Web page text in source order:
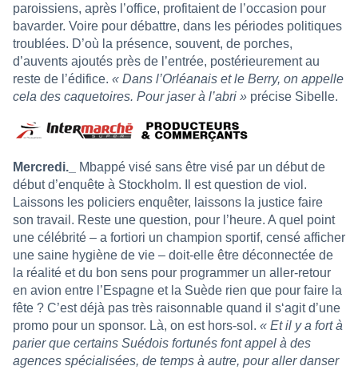
paroissiens, après l’office, profitaient de l’occasion pour
bavarder. Voire pour débattre, dans les périodes politiques
troublées. D’où la présence, souvent, de porches,
d’auvents ajoutés près de l’entrée, postérieurement au
reste de l’édifice. « Dans l’Orléanais et le Berry, on appelle
cela des caquetoires. Pour jaser à l’abri » précise Sibelle.
Mercredi._
Mbappé visé sans être visé par un début de
début d’enquête à Stockholm. Il est question de viol.
Laissons les policiers enquêter, laissons la justice faire
son travail. Reste une question, pour l’heure. A quel point
une célébrité – a fortiori un champion sportif, censé afficher
une saine hygiène de vie – doit-elle être déconnectée de
la réalité et du bon sens pour programmer un aller-retour
en avion entre l’Espagne et la Suède rien que pour faire la
fête ? C’est déjà pas très raisonnable quand il s‘agit d’une
promo pour un sponsor. Là, on est hors-sol. « Et il y a fort à
parier que certains Suédois fortunés font appel à des
agences spécialisées, de temps à autre, pour aller danser